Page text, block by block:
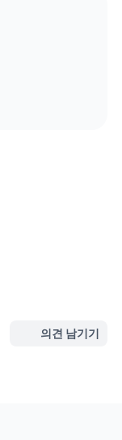
의견 남기기